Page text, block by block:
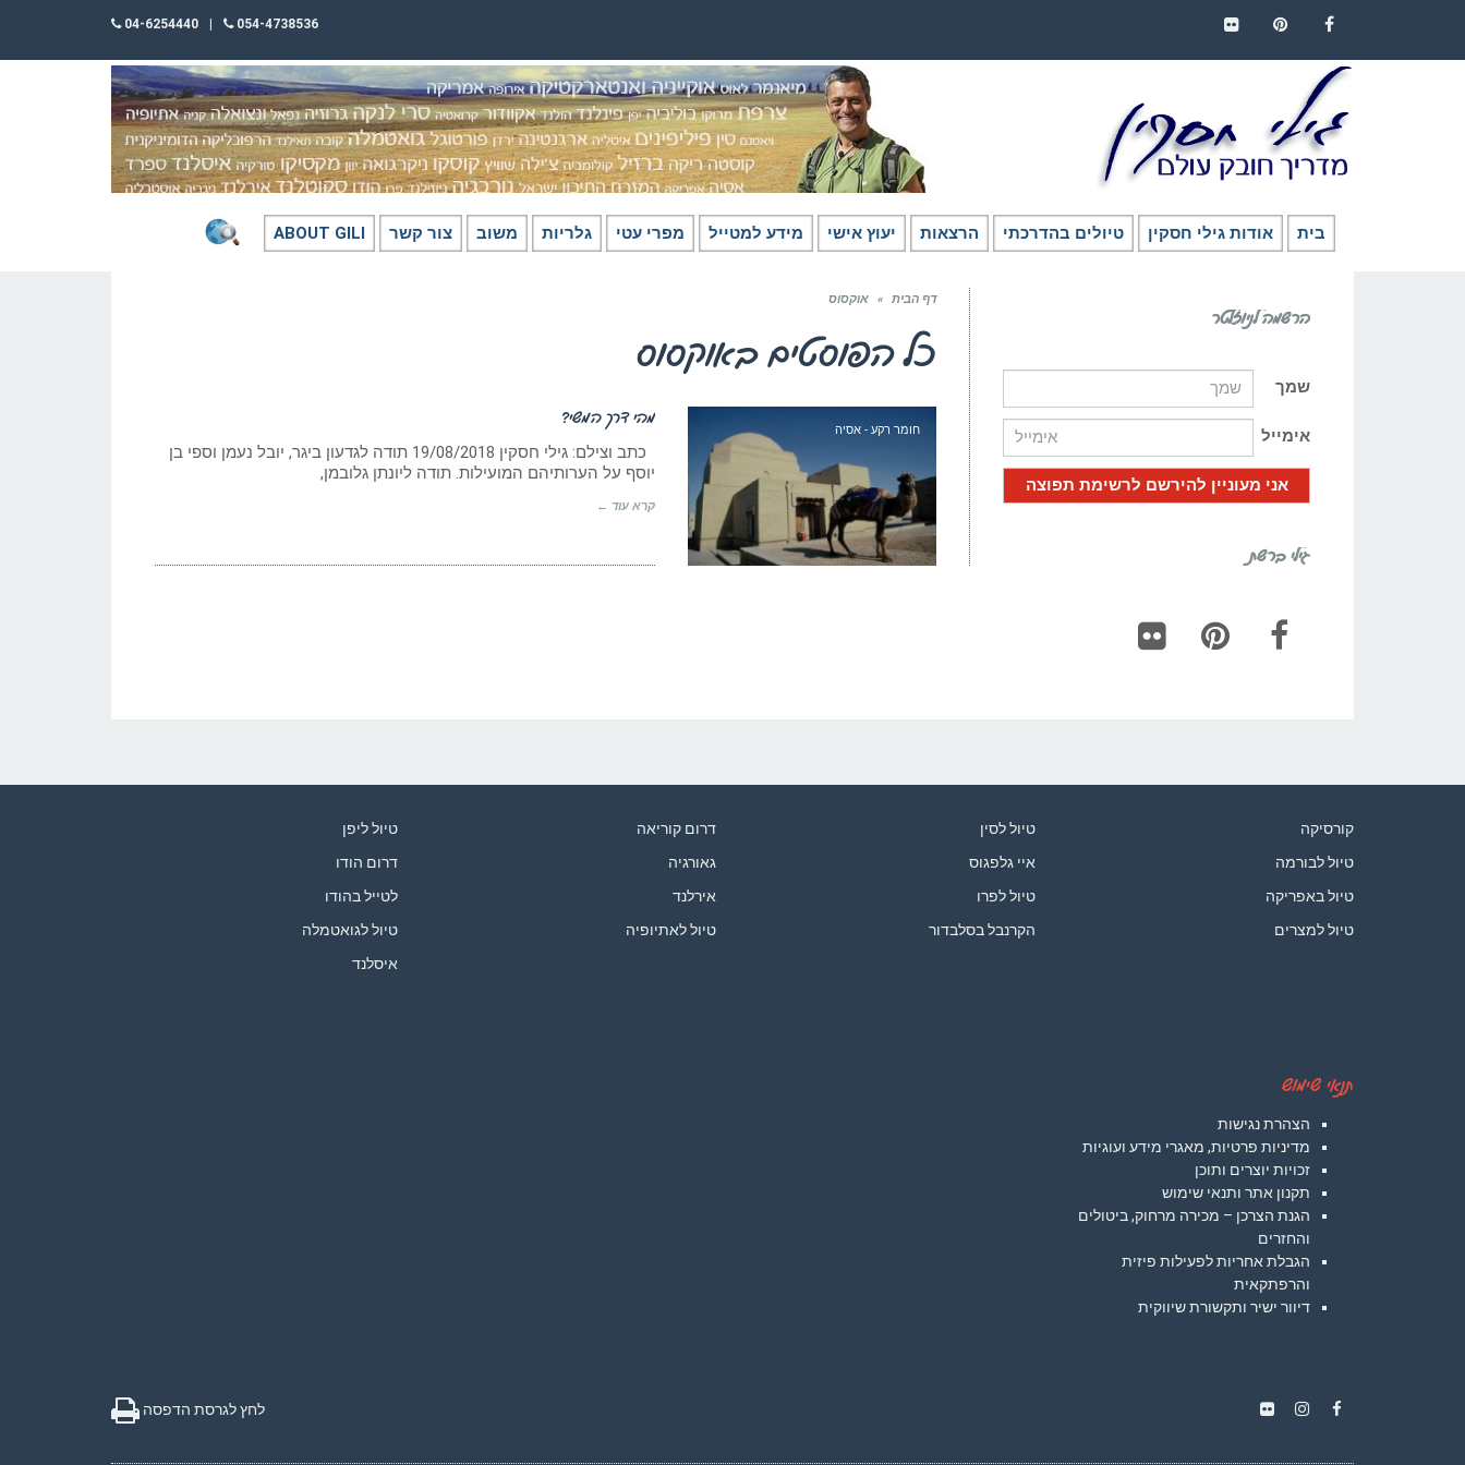
054-4738536
04-6254440
בית אודות גילי חסקין טיולים בהדרכתי הרצאות יעוץ אישי מידע למטייל מפרי עטי גלריות משוב צור קשר ABOUT GILI
דף הבית » אוקסוס
כל הפוסטים באוקסוס
חומר רקע - אסיה
מהי דרך המשי?
כתב וצילם: גילי חסקין ‏‏19/08/2018 תודה לגדעון ביגר, יובל נעמן וספי בן
יוסף על הערותיהם המועילות. תודה ליונתן גלובמן,
קרא עוד ←
הרשמה לניוזלטר
שמך
אימייל
גילי ברשת
קורסיקה
טיול לבורמה
טיול באפריקה
טיול למצרים
טיול לסין
איי גלפגוס
טיול לפרו
הקרנבל בסלבדור
דרום קוריאה
גאורגיה
אירלנד
טיול לאתיופיה
טיול ליפן
דרום הודו
לטייל בהודו
טיול לגואטמלה
איסלנד
תנאי שימוש
הצהרת נגישות
מדיניות פרטיות, מאגרי מידע ועוגיות
זכויות יוצרים ותוכן
תקנון אתר ותנאי שימוש
הגנת הצרכן – מכירה מרחוק, ביטולים
והחזרים
הגבלת אחריות לפעילות פיזית
והרפתקאית
דיוור ישיר ותקשורת שיווקית
לחץ לגרסת הדפסה